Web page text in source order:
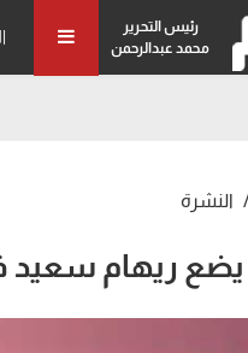
رئيس التحرير
محمد عبدالرحمن
النشرة
ريهام سعيد